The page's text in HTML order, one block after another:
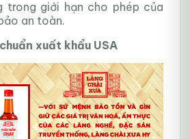
trong giới hạn cho phép của
an toàn.
xuất khẩu USA